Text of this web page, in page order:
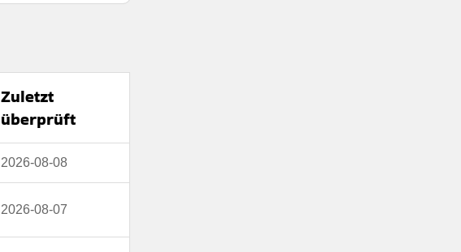
Zuletzt
überprüft
2026-08-08
2026-08-07